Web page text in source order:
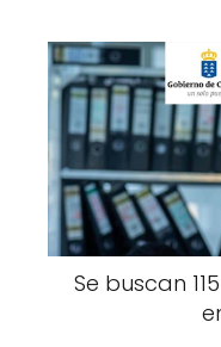
Se buscan